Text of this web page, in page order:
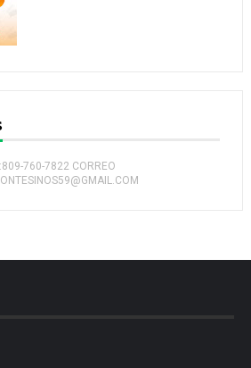
760-7822 CORREO